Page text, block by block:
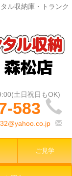
ル収納庫・トランク
583
ご見学